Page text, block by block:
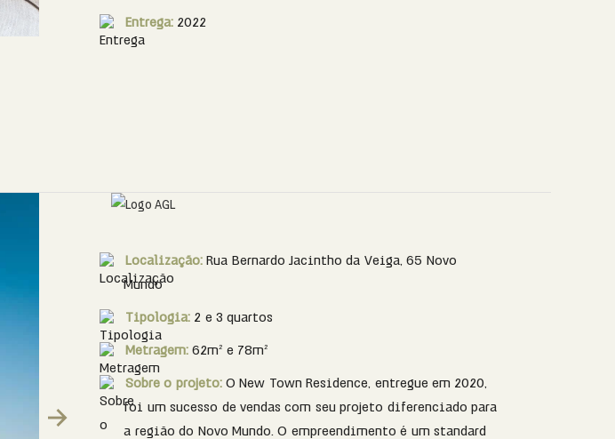
Entrega: 2022
Next
Localização: Rua Bernardo Jacintho da Veiga, 65 Novo
Mundo
Tipologia: 2 e 3 quartos
Metragem:62m² e 78m²
Sobre o projeto: O New Town Residence, entregue em 2020,
foi um sucesso de vendas com seu projeto diferenciado para
a região do Novo Mundo. O empreendimento é um standard